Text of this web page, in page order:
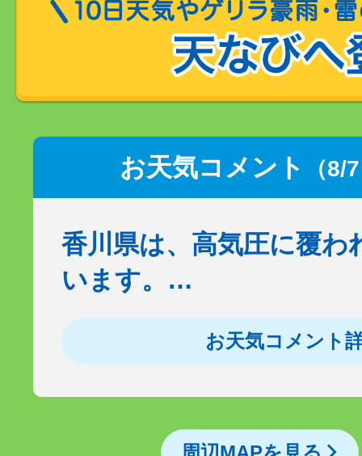
お天気コメント （8/
香川県は、高気圧に覆わ
います。…
お天気コメント